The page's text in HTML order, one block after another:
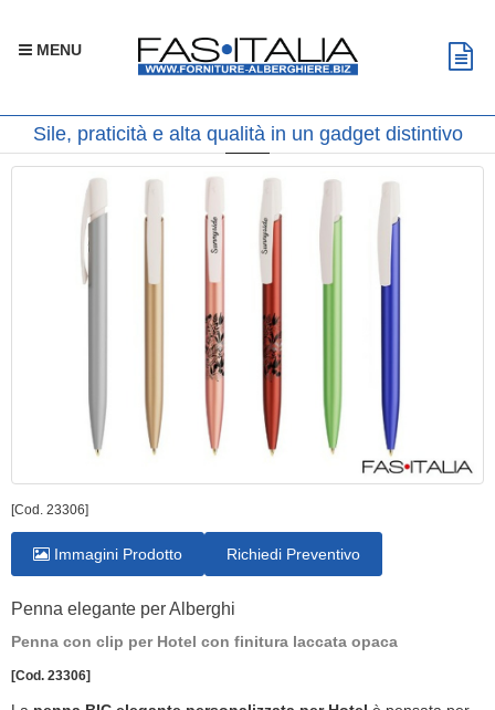
MENU
Sile, praticità e alta qualità in un gadget distintivo
[Cod. 23306]
Immagini Prodotto Richiedi Preventivo
Penna elegante per Alberghi
Penna con clip per Hotel con finitura laccata opaca
[Cod. 23306]